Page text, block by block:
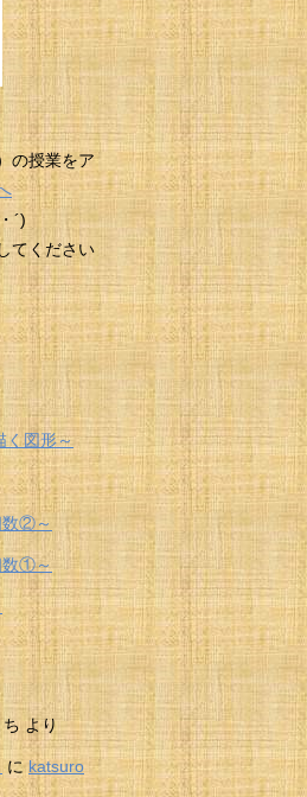
の授業をア
´)
てください
図形～
②～
①～
ち より
に katsuro